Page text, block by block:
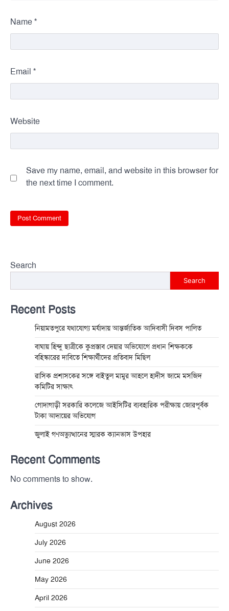
Name *
Email *
Website
Save my name, email, and website in this browser for
the next time I comment.
Search
Search
Recent Posts
নিয়ামতপুরে যথাযোগ্য মর্যাদায় আন্তর্জাতিক আদিবাসী দিবস পালিত
বাঘায় হিন্দু ছাত্রীকে কুপ্রস্তাব দেয়ার অভিযোগে প্রধান শিক্ষককে
বহিস্কারের দাবিতে শিক্ষার্থীদের প্রতিবাদ মিছিল
রাসিক প্রশাসকের সঙ্গে বাইতুল মামুর আহলে হাদীস জামে মসজিদ
কমিটির সাক্ষাৎ
গোদাগাড়ী সরকারি কলেজে আইসিটির ব্যবহারিক পরীক্ষায় জোরপূর্বক
টাকা আদায়ের অভিযোগ
জুলাই গণঅভ্যুত্থানের স্মারক ক্যানভাস উপহার
Recent Comments
No comments to show.
Archives
August 2026
July 2026
June 2026
May 2026
April 2026